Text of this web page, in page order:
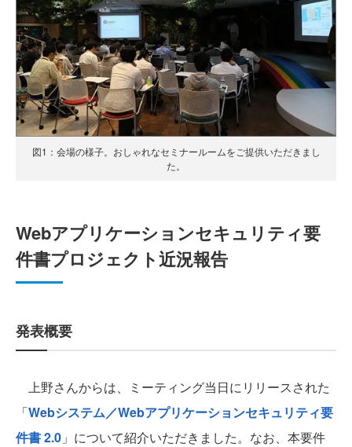
図1：会場の様子。おしゃれなセミナールームをご提供いただきまし
た。
Webアプリケーションセキュリティ要
件書プロジェクト近況報告
発表概要
上野さんからは、ミーティング当日にリリースされた
「Webシステム／Webアプリケーションセキュリティ要
件書 2.0 」について紹介いただきました。なお、本要件